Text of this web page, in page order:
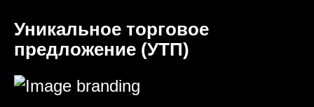
Уникальное торговое
предложение (УТП)